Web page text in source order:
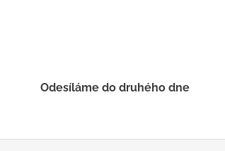
Odesíláme do druhého dne